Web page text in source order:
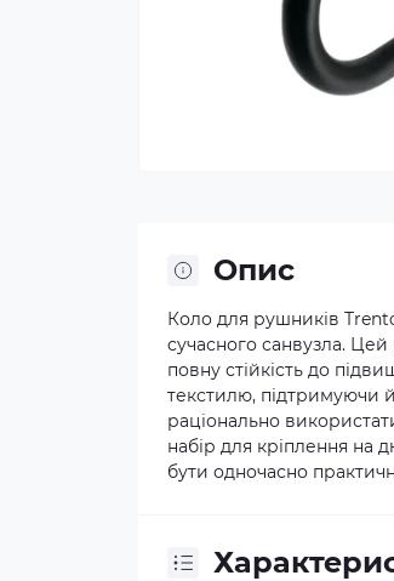
Опис
Коло для рушників
сучасного санвузла. Цей
повну стійкість до
текстилю, підтримуючи
раціонально
набір для кріплення на
бути одночасно